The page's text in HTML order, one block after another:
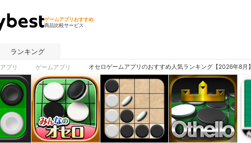
ゲームアプリおすすめ
商品比較サービス
ランキング
アプリ ゲームアプリ オセロゲームアプリのおすすめ人気ランキング【2026年8月】